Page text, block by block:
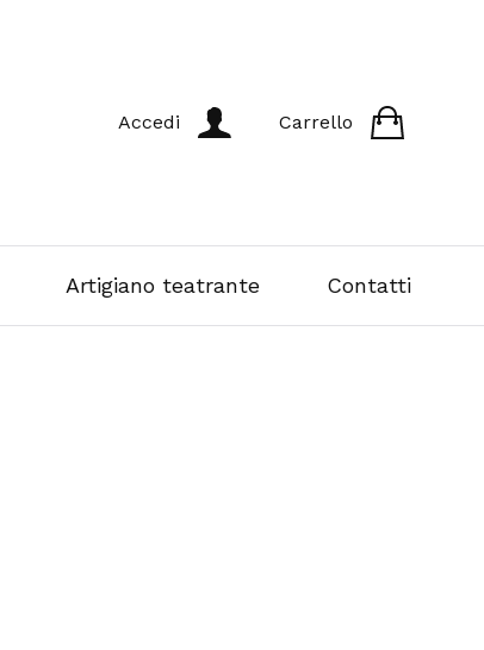
Accedi Carrello
Artigiano teatrante Contatti